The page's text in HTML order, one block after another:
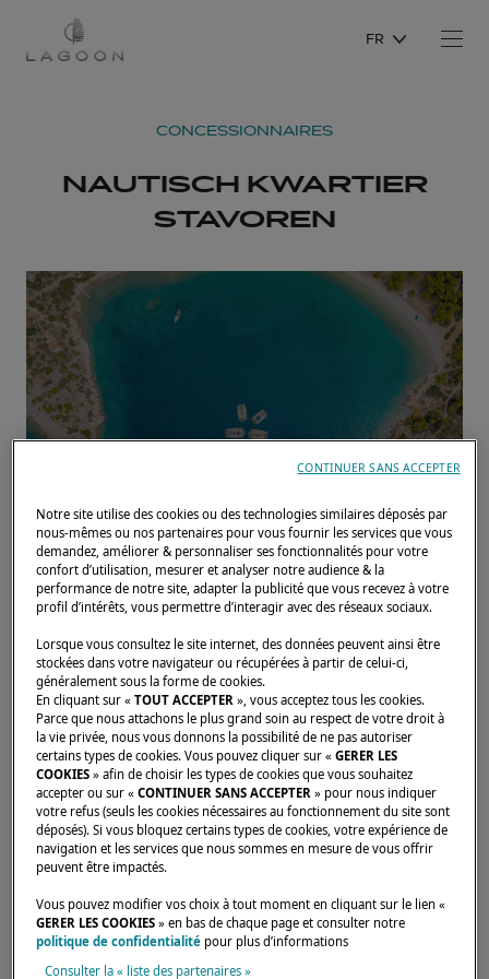
FR
CONCESSIONNAIRES
NAUTISCH KWARTIER
STAVOREN
Accueil Concessionnaires NAUTISCH KWARTIER STAVOREN
Notre site utilise des cookies ou des technologies similaires déposés par
nous-mêmes ou nos partenaires pour vous fournir les services que vous
demandez, améliorer & personnaliser ses fonctionnalités pour votre
confort d’utilisation, mesurer et analyser notre audience & la
performance de notre site, adapter la publicité que vous recevez à votre
profil d’intérêts, vous permettre d’interagir avec des réseaux sociaux.
Lorsque vous consultez le site internet, des données peuvent ainsi être
stockées dans votre navigateur ou récupérées à partir de celui-ci,
généralement sous la forme de cookies.
En cliquant sur «TOUT ACCEPTER », vous acceptez tous les cookies.
Parce que nous attachons le plus grand soin au respect de votre droit à
la vie privée, nous vous donnons la possibilité de ne pas autoriser
certains types de cookies. Vous pouvez cliquer sur «GERER LES
COOKIES » afin de choisir les types de cookies que vous souhaitez
accepter ou sur «CONTINUER SANS ACCEPTER » pour nous indiquer
votre refus (seuls les cookies nécessaires au fonctionnement du site sont
déposés). Si vous bloquez certains types de cookies, votre expérience de
navigation et les services que nous sommes en mesure de vous offrir
peuvent être impactés.
Vous pouvez modifier vos choix à tout moment en cliquant sur le lien «
GERER LES COOKIES » en bas de chaque page et consulter notre
politique de confidentialité pour plus d’informations
Consulter la « liste des partenaires »
CONTINUER SANS ACCEPTER